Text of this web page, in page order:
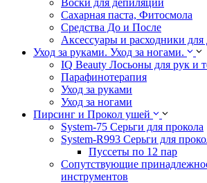
Воски для депиляции
Сахарная паста, Фитосмола
Средства До и После
Аксессуары и расходники
Уход за руками. Уход за ногами.
IQ Beauty Лосьоны для рук и
Парафинотерапия
Уход за руками
Уход за ногами
Пирсинг и Прокол ушей
System-75 Серьги для прокола
System-R993 Серьги для
Пуссеты по 12 пар
Cопутствующие
инструментов